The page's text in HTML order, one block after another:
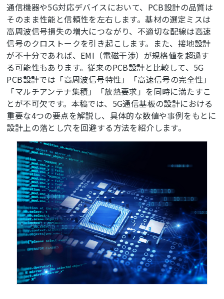
通信機器や5G対応デバイスにおいて、PCB設計の品質は
そのまま性能と信頼性を左右します。基材の選定ミスは
高周波信号損失の増大につながり、不適切な配線は高速
信号のクロストークを引き起こします。また、接地設計
が不十分であれば、EMI（電磁干渉）が規格値を超過す
る可能性もあります。従来のPCB設計と比較して、5G
PCB設計では「高周波信号特性」「高速信号の完全性」
「マルチアンテナ集積」「放熱要求」を同時に満たすこ
とが不可欠です。本稿では、5G通信基板の設計における
重要な4つの要点を解説し、具体的な数値や事例をもとに
設計上の落とし穴を回避する方法を紹介します。